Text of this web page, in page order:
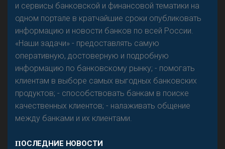
и сервисы банковской и финансовой тематики на
одном портале в кратчайшие сроки опубликовать
информацию и новости банков по всей России.
«Наши задачи» - предоставлять самую
оперативную, достоверную и подробную
информацию по банковскому рынку; - помогать
клиентам в выборе самых выгодных банковских
продуктов; - способствовать банкам в поиске
качественных клиентов; - налаживать общение
между банками и их клиентами.
ПОСЛЕДНИЕ НОВОСТИ